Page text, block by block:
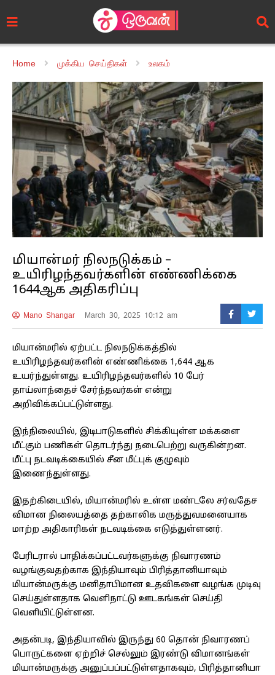
Home முக்கிய செய்திகள் உலகம்
மியான்மர் நிலநடுக்கம் –
உயிரிழந்தவர்களின் எண்ணிக்கை
1644ஆக அதிகரிப்பு
Mano Shangar March 30, 2025 10:12 am
மியான்மரில் ஏற்பட்ட நிலநடுக்கத்தில்
உயிரிழந்தவர்களின் எண்ணிக்கை 1,644 ஆக
உயர்ந்துள்ளது. உயிரிழந்தவர்களில் 10 பேர்
தாய்லாந்தைச் சேர்ந்தவர்கள் என்று
அறிவிக்கப்பட்டுள்ளது.
இந்நிலையில், இடிபாடுகளில் சிக்கியுள்ள மக்களை
மீட்கும் பணிகள் தொடர்ந்து நடைபெற்று வருகின்றன.
மீட்பு நடவடிக்கையில் சீன மீட்புக் குழுவும்
இணைந்துள்ளது.
இதற்கிடையில், மியான்மரில் உள்ள மண்டலே சர்வதேச
விமான நிலையத்தை தற்காலிக மருத்துவமனையாக
மாற்ற அதிகாரிகள் நடவடிக்கை எடுத்துள்ளனர்.
பேரிடரால் பாதிக்கப்பட்டவர்களுக்கு நிவாரணம்
வழங்குவதற்காக இந்தியாவும் பிரித்தானியாவும்
மியான்மருக்கு மனிதாபிமான உதவிகளை வழங்க முடிவு
செய்துள்ளதாக வெளிநாட்டு ஊடகங்கள் செய்தி
வெளியிட்டுள்ளன.
அதன்படி, இந்தியாவில் இருந்து 60 தொன் நிவாரணப்
பொருட்களை ஏற்றிச் செல்லும் இரண்டு விமானங்கள்
மியான்மருக்கு அனுப்பப்பட்டுள்ளதாகவும், பிரித்தானியா